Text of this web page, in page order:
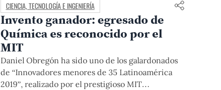
CIENCIA, TECNOLOGÍA E INGENIERÍA
Invento ganador: egresado de
Química es reconocido por el
MIT
Daniel Obregón ha sido uno de los galardonados
de “Innovadores menores de 35 Latinoamérica
2019”, realizado por el prestigioso MIT